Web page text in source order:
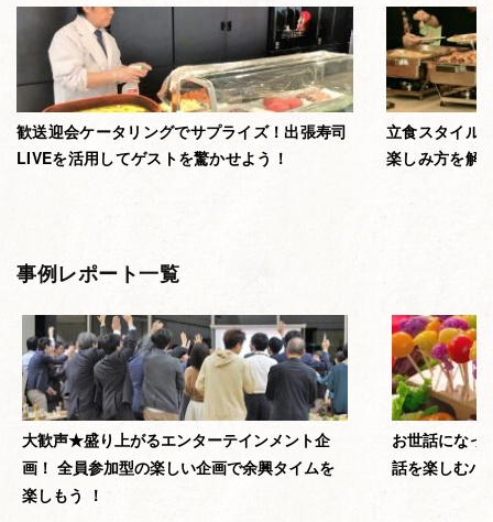
歓送迎会ケータリングでサプライズ！出張寿司
LIVEを活用してゲストを驚かせよう！
立食スタイル
楽しみ方を解
事例レポート一覧
大歓声★盛り上がるエンターテインメント企
画！ 全員参加型の楽しい企画で余興タイムを
楽しもう ！
お世話になっ
話を楽しむパ